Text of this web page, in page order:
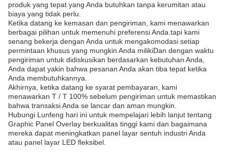
produk yang tepat yang Anda butuhkan tanpa kerumitan atau
biaya yang tidak perlu.
Ketika datang ke kemasan dan pengiriman, kami menawarkan
berbagai pilihan untuk memenuhi preferensi Anda.tapi kami
senang bekerja dengan Anda untuk mengakomodasi setiap
permintaan khusus yang mungkin Anda milikiDan dengan waktu
pengiriman untuk didiskusikan berdasarkan kebutuhan Anda,
Anda dapat yakin bahwa pesanan Anda akan tiba tepat ketika
Anda membutuhkannya.
Akhirnya, ketika datang ke syarat pembayaran, kami
menawarkan T / T 100% sebelum pengiriman untuk memastikan
bahwa transaksi Anda se lancar dan aman mungkin.
Hubungi Lunfeng hari ini untuk mempelajari lebih lanjut tentang
Graphic Panel Overlay berkualitas tinggi kami dan bagaimana
mereka dapat meningkatkan panel layar sentuh industri Anda
atau panel layar LED fleksibel.